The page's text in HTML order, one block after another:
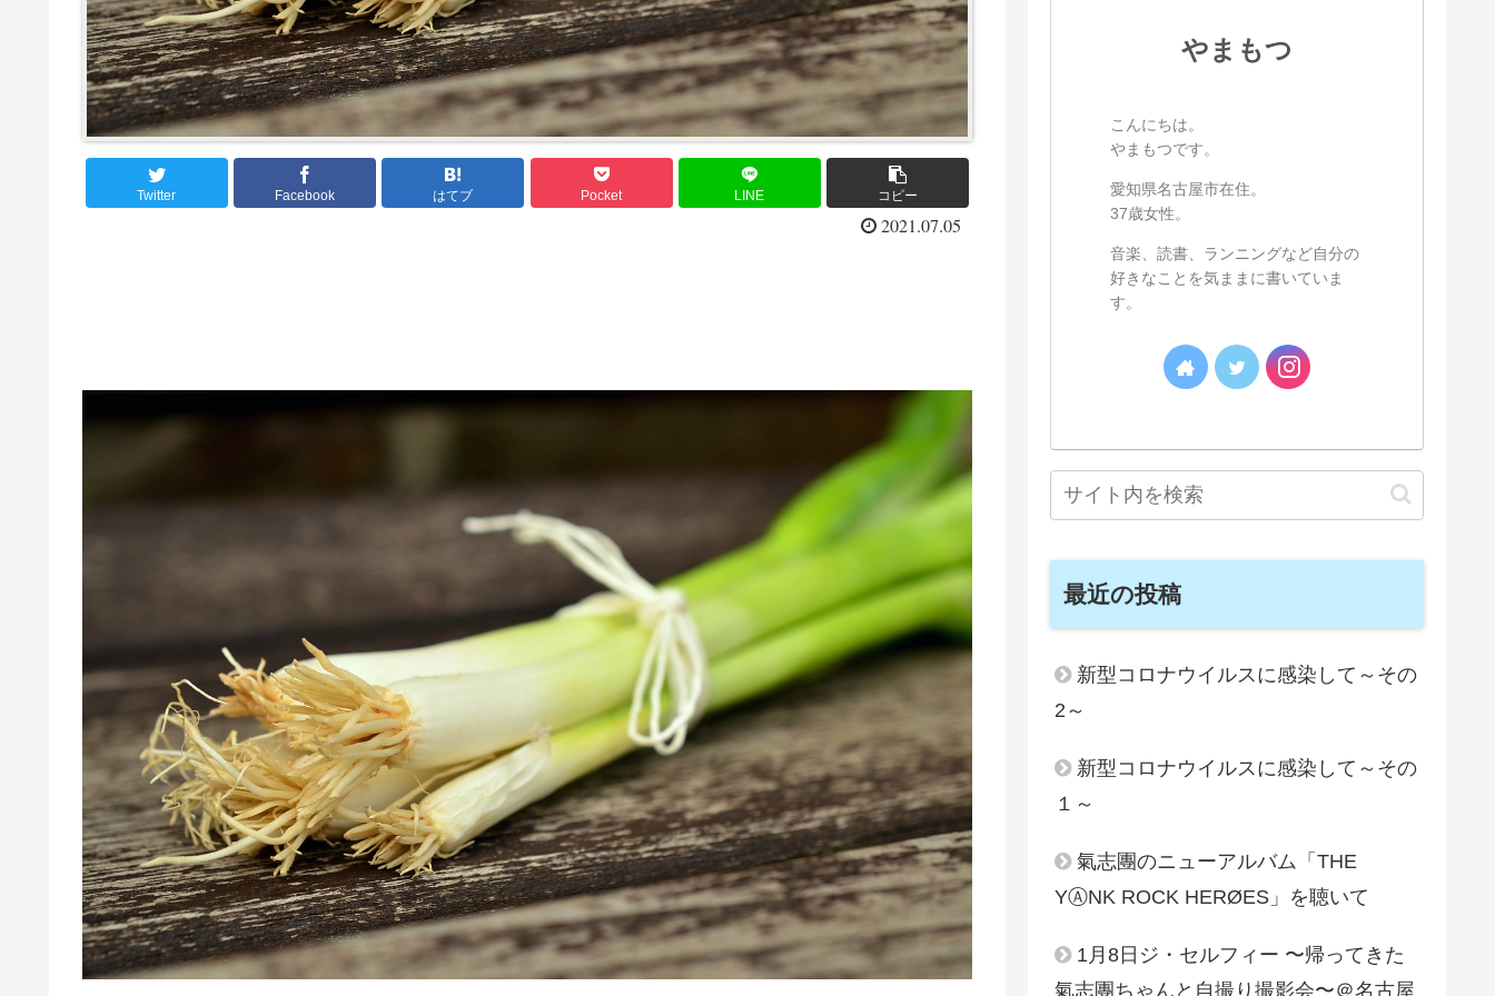
Twitter Facebook はてブ Pocket LINE コピー
2021.07.05
やまもつ
こんにちは。
やまもつです。
愛知県名古屋市在住。
37歳女性。
音楽、読書、ランニングなど自分の
好きなことを気ままに書いていま
す。
最近の投稿
新型コロナウイルスに感染して～その
2～
新型コロナウイルスに感染して～その
１～
氣志團のニューアルバム「THE
YⒶNK ROCK HERØES」を聴いて
1月8日ジ・セルフィー 〜帰ってきた
氣志團ちゃんと自撮り撮影会〜＠名古屋